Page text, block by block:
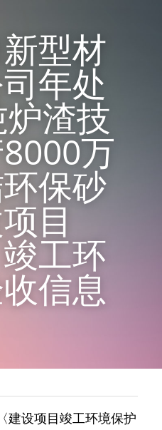
型材
年处
渣技
万
保砂
目
工环
信息
建设项目竣工环境保护